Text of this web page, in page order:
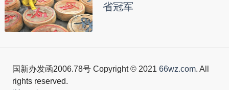
省冠军
国新办发函2006.78号 Copyright © 2021 66wz.com. All
rights reserved.